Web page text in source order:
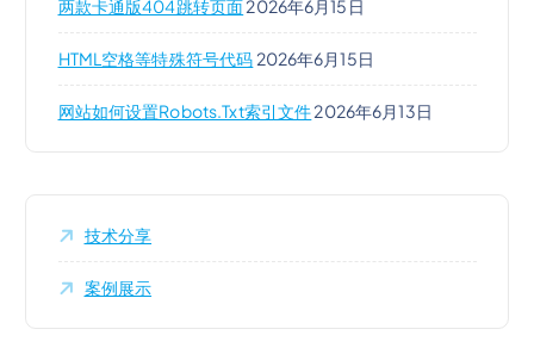
两款卡通版404跳转页面2026年6月15日
HTML空格等特殊符号代码 2026年6月15日
网站如何设置robots.txt索引文件2026年6月13日
技术分享
案例展示